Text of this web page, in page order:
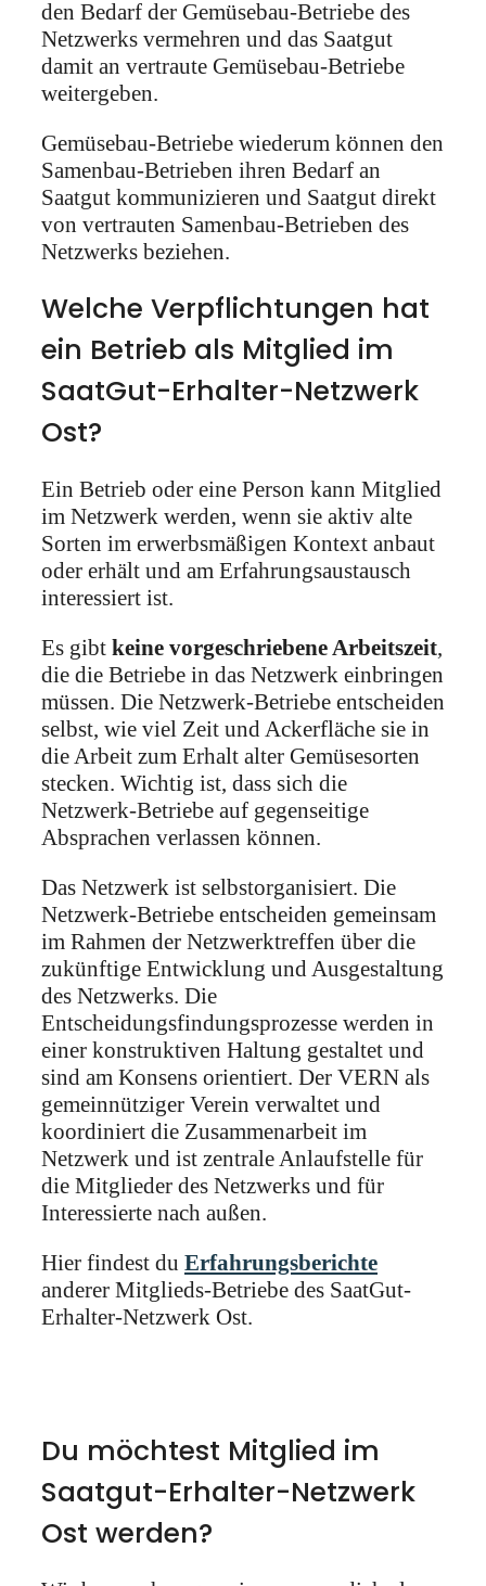
den Bedarf der Gemüsebau-Betriebe des
Netzwerks vermehren und das Saatgut
damit an vertraute Gemüsebau-Betriebe
weitergeben.
Gemüsebau-Betriebe wiederum können den
Samenbau-Betrieben ihren Bedarf an
Saatgut kommunizieren und Saatgut direkt
von vertrauten Samenbau-Betrieben des
Netzwerks beziehen.
Welche Verpflichtungen hat
ein Betrieb als Mitglied im
SaatGut-Erhalter-Netzwerk
Ost?
Ein Betrieb oder eine Person kann Mitglied
im Netzwerk werden, wenn sie aktiv alte
Sorten im erwerbsmäßigen Kontext anbaut
oder erhält und am Erfahrungsaustausch
interessiert ist.
Es gibt keine vorgeschriebene Arbeitszeit,
die die Betriebe in das Netzwerk einbringen
müssen. Die Netzwerk-Betriebe entscheiden
selbst, wie viel Zeit und Ackerfläche sie in
die Arbeit zum Erhalt alter Gemüsesorten
stecken. Wichtig ist, dass sich die
Netzwerk-Betriebe auf gegenseitige
Absprachen verlassen können.
Das Netzwerk ist selbstorganisiert. Die
Netzwerk-Betriebe entscheiden gemeinsam
im Rahmen der Netzwerktreffen über die
zukünftige Entwicklung und Ausgestaltung
des Netzwerks. Die
Entscheidungsfindungsprozesse werden in
einer konstruktiven Haltung gestaltet und
sind am Konsens orientiert. Der VERN als
gemeinnütziger Verein verwaltet und
koordiniert die Zusammenarbeit im
Netzwerk und ist zentrale Anlaufstelle für
die Mitglieder des Netzwerks und für
Interessierte nach außen.
Hier findest du Erfahrungsberichte
anderer Mitglieds-Betriebe des SaatGut-
Erhalter-Netzwerk Ost.
Du möchtest Mitglied im
Saatgut-Erhalter-Netzwerk
Ost werden?